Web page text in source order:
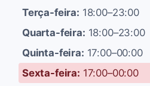
Terça-feira: 18:00–23:00
Quarta-feira: 18:00–23:00
Quinta-feira: 17:00–00:00
Sexta-feira: 17:00–00:00